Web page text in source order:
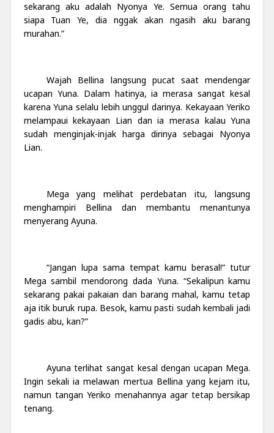
sekarang aku adalah Nyonya Ye. Semua orang tahu
siapa Tuan Ye, dia nggak akan ngasih aku barang
murahan.”
Wajah Bellina langsung pucat saat mendengar
ucapan Yuna. Dalam hatinya, ia merasa sangat kesal
karena Yuna selalu lebih unggul darinya. Kekayaan Yeriko
melampaui kekayaan Lian dan ia merasa kalau Yuna
sudah menginjak-injak harga dirinya sebagai Nyonya
Lian.
Mega yang melihat perdebatan itu, langsung
menghampiri Bellina dan membantu menantunya
menyerang Ayuna.
“Jangan lupa sama tempat kamu berasal!” tutur
Mega sambil mendorong dada Yuna. “Sekalipun kamu
sekarang pakai pakaian dan barang mahal, kamu tetap
aja itik buruk rupa. Besok, kamu pasti sudah kembali jadi
gadis abu, kan?”
Ayuna terlihat sangat kesal dengan ucapan Mega.
Ingin sekali ia melawan mertua Bellina yang kejam itu,
namun tangan Yeriko menahannya agar tetap bersikap
tenang.